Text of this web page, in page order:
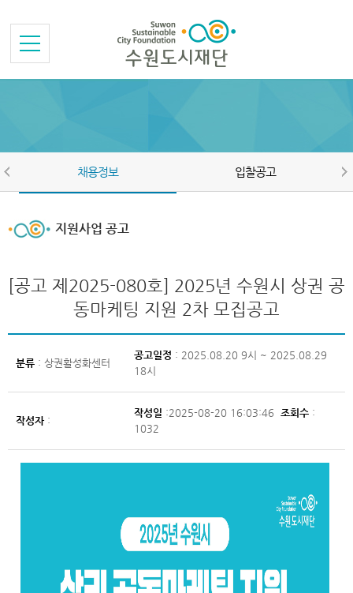
채용정보 입찰공고
지원사업 공고
[공고 제2025-080호] 2025년 수원시 상권 공
동마케팅 지원 2차 모집공고
분류 : 상권활성화센터
공고일정 : 2025.08.20 9시 ~ 2025.08.29
18시
작성자:
작성일 :2025-08-20 16:03:46 조회수 :
1032